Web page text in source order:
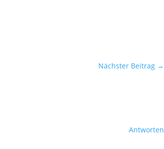
Nächster Beitrag →
Antworten